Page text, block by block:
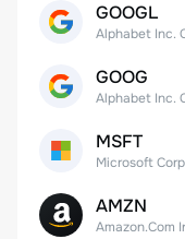
GOOGL
GOOG
MSFT
Microsoft Corp
AMZN
Amazon.Com